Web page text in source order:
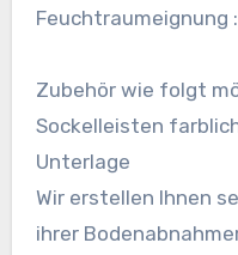
Feuchtraumeignung
Zubehör wie folgt
Sockelleisten
Unterlage
Wir erstellen Ihnen
ihrer